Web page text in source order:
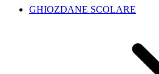
GHIOZDANE SCOLARE